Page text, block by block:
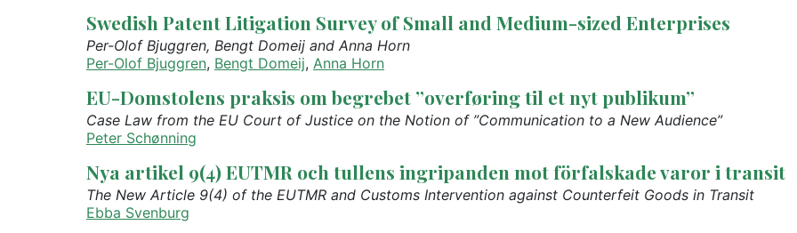
Swedish Patent Litigation Survey of Small and Medium-sized Enterprises
Per-Olof Bjuggren, Bengt Domeij and Anna Horn
Per-Olof Bjuggren, Bengt Domeij, Anna Horn
EU-Domstolens praksis om begrebet ”overføring til et nyt publikum”
Case Law from the EU Court of Justice on the Notion of ”Communication to a New Audience”
Peter Schønning
Nya artikel 9(4) EUTMR och tullens ingripanden mot förfalskade varor i transit
The New Article 9(4) of the EUTMR and Customs Intervention against Counterfeit Goods in Transit
Ebba Svenburg